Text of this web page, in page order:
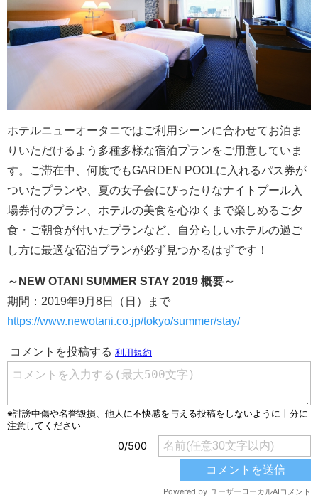
ホテルニューオータニではご利用シーンに合わせてお泊ま
りいただけるよう多種多様な宿泊プランをご用意していま
す。ご滞在中、何度でもGARDEN POOLに入れるパス券が
ついたプランや、夏の女子会にぴったりなナイトプール入
場券付のプラン、ホテルの美食を心ゆくまで楽しめるご夕
食・ご朝食が付いたプランなど、自分らしいホテルの過ご
し方に最適な宿泊プランが必ず見つかるはずです！
～NEW OTANI SUMMER STAY 2019 概要～
期間：2019年9月8日（日）まで
https://www.newotani.co.jp/tokyo/summer/stay/